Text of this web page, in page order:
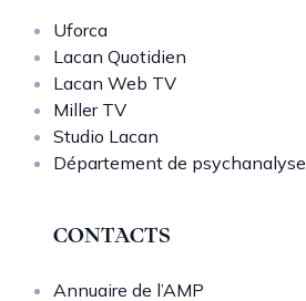
Uforca
Lacan Quotidien
Lacan Web TV
Miller TV
Studio Lacan
Département de psychanalyse
CONTACTS
Annuaire de l’AMP